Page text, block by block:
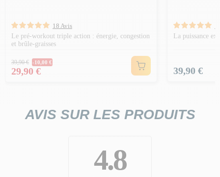
18 Avis
Le pré-workout triple action : énergie, congestion
et brûle-graisses
Prix Normal
39,90 € -10,00 €
Prix
29,90 €
La puissance
Prix
39,90 €
AVIS SUR LES PRODUITS
4.8